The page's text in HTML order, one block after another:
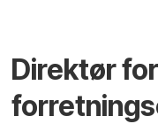
Direktør for